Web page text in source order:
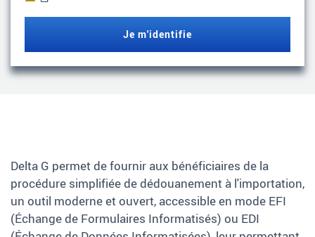
Je m'identifie
Delta G permet de fournir aux bénéficiaires de la
procédure simplifiée de dédouanement à l'importation,
un outil moderne et ouvert, accessible en mode EFI
(Échange de Formulaires Informatisés) ou EDI